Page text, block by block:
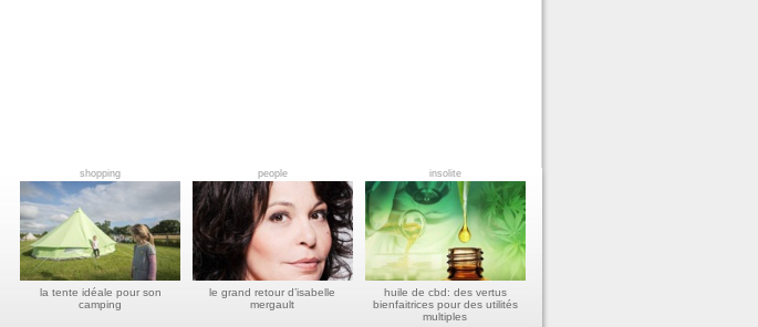
shopping
la tente idéale pour son
camping
people
le grand retour d’isabelle
mergault
insolite
huile de cbd: des vertus
bienfaitrices pour des utilités
multiples